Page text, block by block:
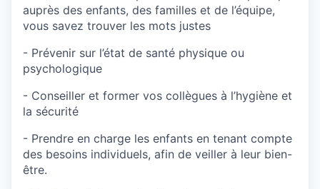
auprès des enfants, des familles et de l’équipe,
vous savez trouver les mots justes
- Prévenir sur l’état de santé physique ou
psychologique
- Conseiller et former vos collègues à l’hygiène et
la sécurité
- Prendre en charge les enfants en tenant compte
des besoins individuels, afin de veiller à leur bien-
être.